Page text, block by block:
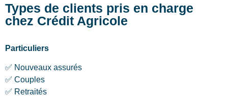
Types de clients pris en charge
chez Crédit Agricole
Particuliers
✅ Nouveaux assurés
✅ Couples
✅ Retraités